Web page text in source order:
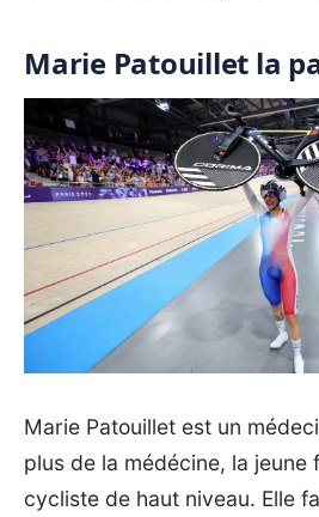
Marie Patouillet la
Marie Patouillet est un
plus de la médécine, la jeune
cycliste de haut niveau. Elle